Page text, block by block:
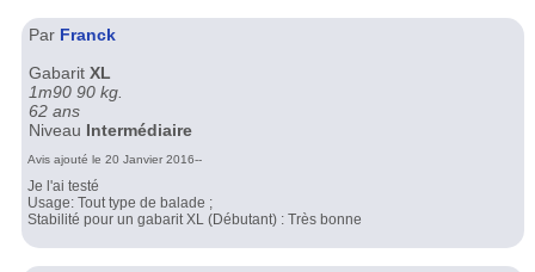
Par Franck
Gabarit XL
1m90 90 kg.
62 ans
Niveau Intermédiaire
Avis ajouté le 20 Janvier 2016--
Je l'ai testé
Usage: Tout type de balade ;
Stabilité pour un gabarit XL (Débutant) : Très bonne